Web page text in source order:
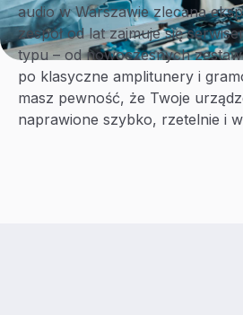
audio w Warszawie zlecana
zespół od lat zajmuje się
typu – od nowoczesnych
po klasyczne amplitunery i
masz pewność, że Twoje
naprawione szybko, rzetelnie i